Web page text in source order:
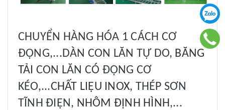
CHUYỂN HÀNG HÓA 1 CÁCH CƠ
ĐỘNG,...DÀN CON LĂN TỰ DO, BĂNG
TẢI CON LĂN CÓ ĐỘNG CƠ
KÉO,...CHẤT LIỆU INOX, THÉP SƠN
TĨNH ĐIỆN, NHÔM ĐỊNH HÌNH,...